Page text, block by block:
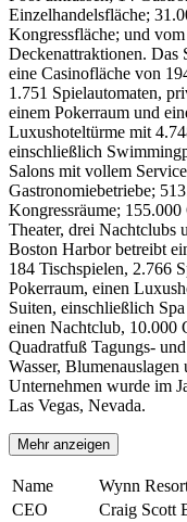
Einzelhandelsfläche;
Kongressfläche; und
Deckenattraktionen. Das
eine Casinofläche von
1.751 Spielautomaten,
einem Pokerraum und
Luxushoteltürme mit
einschließlich
Salons mit vollem
Gastronomiebetriebe;
Kongressräume;
Theater, drei Nachtclubs
Boston Harbor betreibt
184 Tischspielen, 2.766
Pokerraum, einen
Suiten, einschließlich
einen Nachtclub, 10.000
Quadratfuß Tagungs-
Wasser,
Unternehmen wurde im
Las Vegas, Nevada.
Mehr anzeigen
Name
Wynn
CEO
Craig Scott